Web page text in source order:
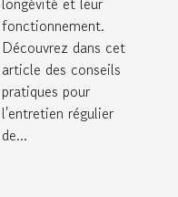
fonctionnement.
Découvrez dans cet
article des conseils
pratiques pour
l'entretien régulier
de...